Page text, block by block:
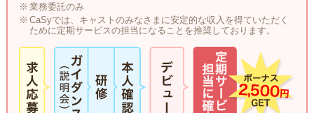
業務委託のみ
CaSyでは、キャストのみなさまに安定的な収入を得ていただく
ために定期サービスの担当になることを推奨しております。